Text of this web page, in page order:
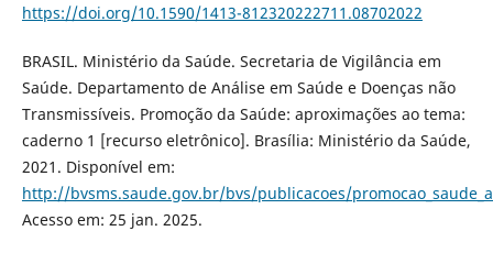
https://doi.org/10.1590/1413-812320222711.08702022
BRASIL. Ministério da Saúde. Secretaria de Vigilância em
Saúde. Departamento de Análise em Saúde e Doenças não
Transmissíveis. Promoção da Saúde: aproximações ao tema:
caderno 1 [recurso eletrônico]. Brasília: Ministério da Saúde,
2021. Disponível em:
http://bvsms.saude.gov.br/bvs/publicacoes/
Acesso em: 25 jan. 2025.